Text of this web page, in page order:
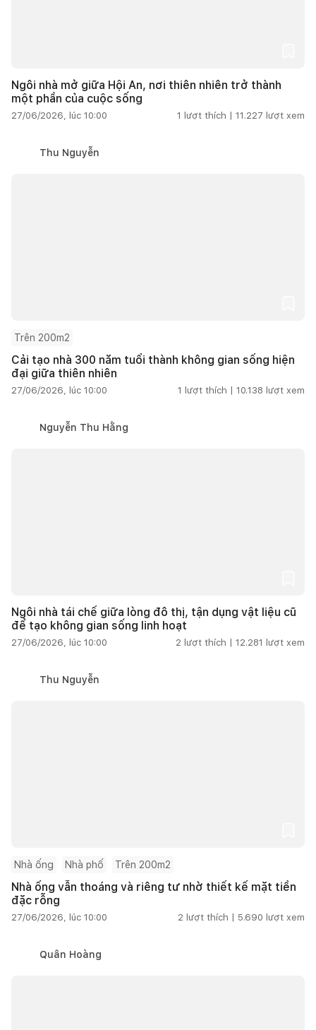
Ngôi nhà mở giữa Hội An, nơi thiên nhiên trở thành
một phần của cuộc sống
27/06/2026, lúc 10:00 1 lượt thích | 11.227 lượt xem
Thu Nguyễn
Trên 200m2
Cải tạo nhà 300 năm tuổi thành không gian sống hiện
đại giữa thiên nhiên
27/06/2026, lúc 10:00 1 lượt thích | 10.138 lượt xem
Nguyễn Thu Hằng
Ngôi nhà tái chế giữa lòng đô thị, tận dụng vật liệu cũ
để tạo không gian sống linh hoạt
27/06/2026, lúc 10:00 2 lượt thích | 12.281 lượt xem
Thu Nguyễn
Nhà ống Nhà phố Trên 200m2
Nhà ống vẫn thoáng và riêng tư nhờ thiết kế mặt tiền
đặc rỗng
27/06/2026, lúc 10:00 2 lượt thích | 5.690 lượt xem
Quân Hoàng